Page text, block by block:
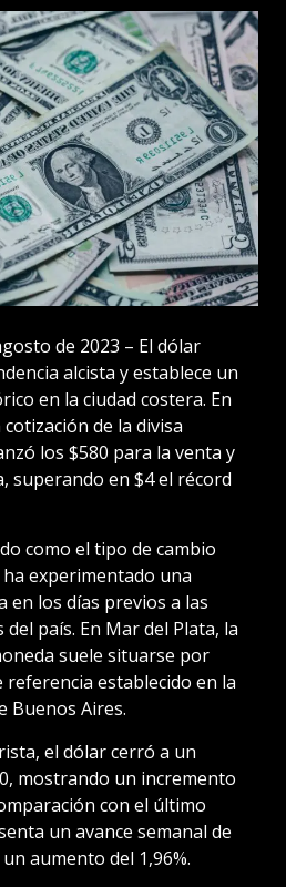
de 2023 – El dólar
alcista y establece un
en la ciudad costera. En
de la divisa
los $580 para la venta y
superando en $4 el récord
como el tipo de cambio
experimentado una
en los días previos a las
país. En Mar del Plata, la
suele situarse por
referencia establecido en la
Buenos Aires.
el dólar cerró a un
mostrando un incremento
con el último
un avance semanal de
aumento del 1,96%.